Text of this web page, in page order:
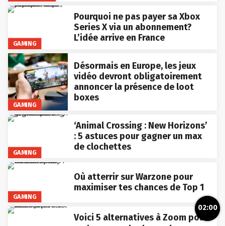
GAMING
Pourquoi ne pas payer sa Xbox
Series X via un abonnement?
L’idée arrive en France
GAMING
Désormais en Europe, les jeux
vidéo devront obligatoirement
annoncer la présence de loot
boxes
GAMING
‘Animal Crossing : New Horizons’
: 5 astuces pour gagner un max
de clochettes
GAMING
Où atterrir sur Warzone pour
maximiser tes chances de Top 1
Voici 5 alternatives à Zoom pour
02:00